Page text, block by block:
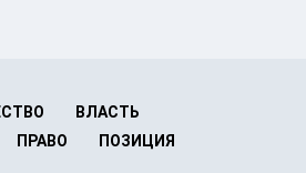
ВЛАСТЬ
ПРАВО ПОЗИЦИЯ